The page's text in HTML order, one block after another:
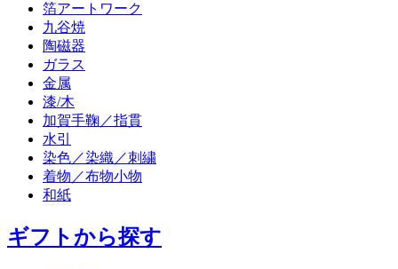
箔アートワーク
九谷焼
陶磁器
ガラス
金属
漆/木
加賀手鞠／指貫
水引
染色／染織／刺繍
着物／布物小物
和紙
ギフトから探す